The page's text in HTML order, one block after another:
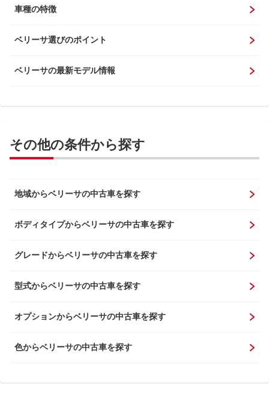
車種の特徴
ベリーサ選びのポイント
ベリーサの最新モデル情報
その他の条件から探す
地域からベリーサの中古車を探す
ボディタイプからベリーサの中古車を探す
グレードからベリーサの中古車を探す
型式からベリーサの中古車を探す
オプションからベリーサの中古車を探す
色からベリーサの中古車を探す